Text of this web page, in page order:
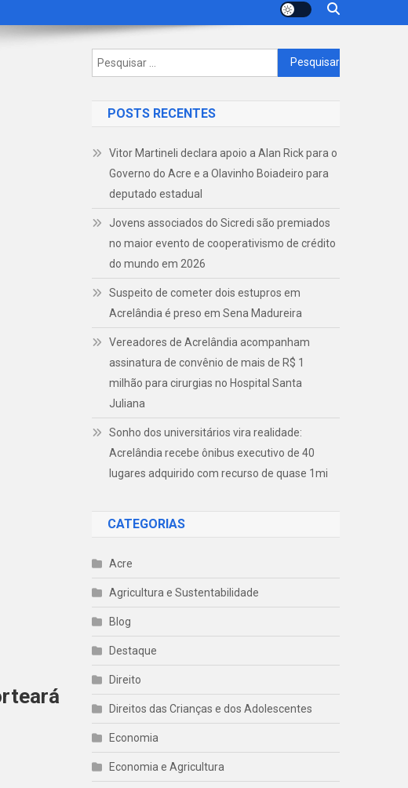
Pesquisar
por:
POSTS RECENTES
Vitor Martineli declara apoio a Alan Rick para o
Governo do Acre e a Olavinho Boiadeiro para
deputado estadual
Jovens associados do Sicredi são premiados
no maior evento de cooperativismo de crédito
do mundo em 2026
Suspeito de cometer dois estupros em
Acrelândia é preso em Sena Madureira
Vereadores de Acrelândia acompanham
assinatura de convênio de mais de R$ 1
milhão para cirurgias no Hospital Santa
Juliana
Sonho dos universitários vira realidade:
Acrelândia recebe ônibus executivo de 40
lugares adquirido com recurso de quase 1mi
CATEGORIAS
Acre
Agricultura e Sustentabilidade
Blog
Destaque
Direito
Direitos das Crianças e dos Adolescentes
Economia
Economia e Agricultura